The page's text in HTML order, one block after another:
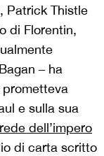
Patrick Thistle
di Florentin,
– ha
e sulla sua
dell’impero
di carta scritto